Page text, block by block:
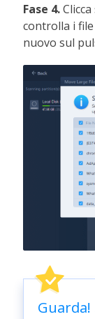
Fase 4.
controlla i
nuovo sul